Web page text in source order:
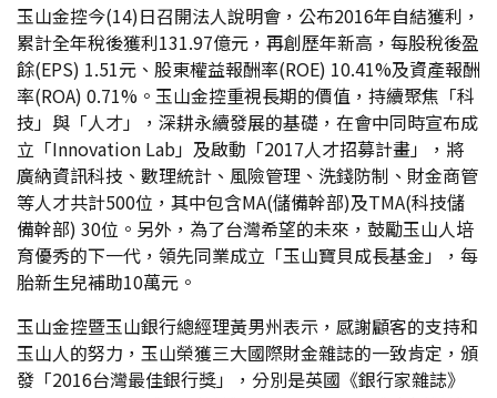
玉山金控今(14)日召開法人說明會，公布2016年自結獲利，
累計全年稅後獲利131.97億元，再創歷年新高，每股稅後盈
餘(EPS) 1.51元、股東權益報酬率(ROE) 10.41%及資產報酬
率(ROA) 0.71%。玉山金控重視長期的價值，持續聚焦「科
技」與「人才」，深耕永續發展的基礎，在會中同時宣布成
立「Innovation Lab」及啟動「2017人才招募計畫」，將
廣納資訊科技、數理統計、風險管理、洗錢防制、財金商管
等人才共計500位，其中包含MA(儲備幹部)及TMA(科技儲
備幹部) 30位。另外，為了台灣希望的未來，鼓勵玉山人培
育優秀的下一代，領先同業成立「玉山寶貝成長基金」，每
胎新生兒補助10萬元。
玉山金控暨玉山銀行總經理黃男州表示，感謝顧客的支持和
玉山人的努力，玉山榮獲三大國際財金雜誌的一致肯定，頒
發「2016台灣最佳銀行獎」，分別是英國《銀行家雜誌》